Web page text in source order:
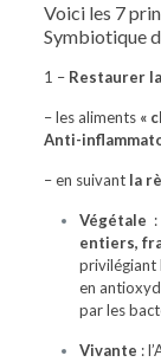
Voici les 7
Symbiotique
1 – Restaurer
– les aliments«
Anti-
– en suivantla
Végétale :
entiers,
privilégiant
en
par les
Vivante :